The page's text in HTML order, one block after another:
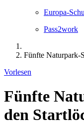
Europa-
Pass2work
Fünfte Naturpark-
Vorlesen
Fünfte
den